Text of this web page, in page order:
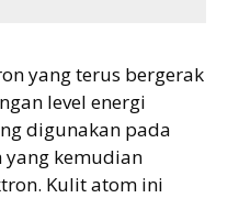
yang terus bergerak
level energi
digunakan pada
kemudian
Kulit atom ini